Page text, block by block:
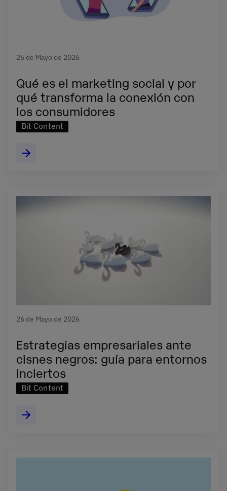
26 de Mayo de 2026
Qué es el marketing social y por
qué transforma la conexión con
los consumidores
Bit Content
26 de Mayo de 2026
Estrategias empresariales ante
cisnes negros: guía para entornos
inciertos
Bit Content